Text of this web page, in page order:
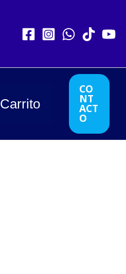
Carrito
CO
NT
ACT
O